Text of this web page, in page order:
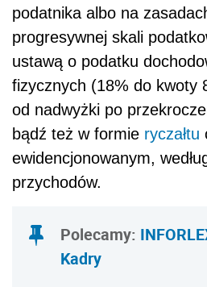
podatnika albo na
progresywnej skali
ustawą o podatku
fizycznych (18% do kwoty
od nadwyżki po
bądź też w formie ryczałtu
ewidencjonowanym,
przychodów.
Polecamy:
Kadry